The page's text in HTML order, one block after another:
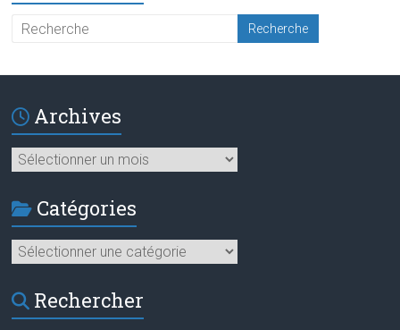
Archives
Archives
Catégories
Catégories
Rechercher